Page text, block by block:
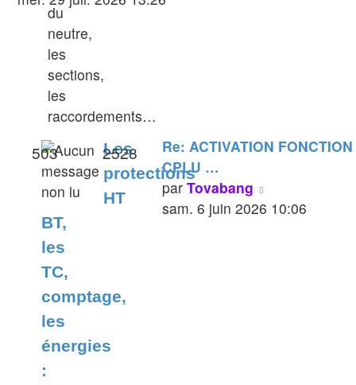
du
neutre,
les
sections,
les
raccordements…
Les
protections
HT
BT,
les
TC,
comptage,
les
énergies
:
503 2528
Re: ACTIVATION FONCTION
CPLU …
par Tovabang
le
sam. 6 juin 2026 10:06